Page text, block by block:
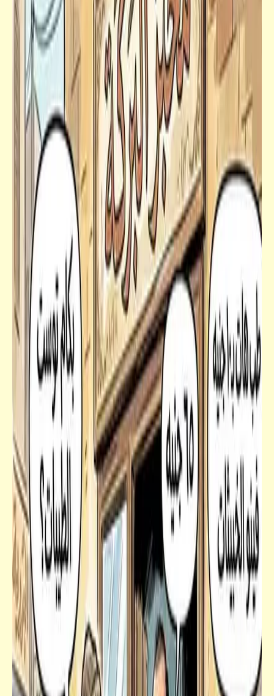
فيدراديو
خمسة فرفشة
فيدراديو
ذكريات الراديو ساعة الصبحيّة زمان | ممنوع
دخول ضعاف القلوب